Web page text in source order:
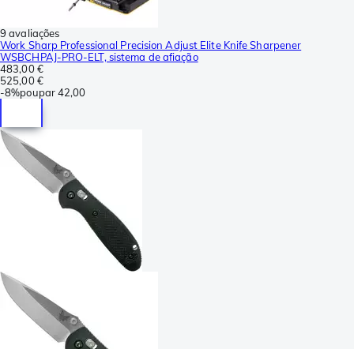
9 avaliações
Work Sharp Professional Precision Adjust Elite Knife Sharpener
WSBCHPAJ-PRO-ELT, sistema de afiação
483,00 €
525,00 €
-8%poupar42,00